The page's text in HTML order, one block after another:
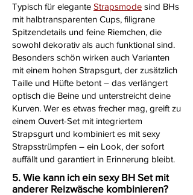
Typisch für elegante Strapsmode sind BHs
mit halbtransparenten Cups, filigrane
Spitzendetails und feine Riemchen, die
sowohl dekorativ als auch funktional sind.
Besonders schön wirken auch Varianten
mit einem hohen Strapsgurt, der zusätzlich
Taille und Hüfte betont – das verlängert
optisch die Beine und unterstreicht deine
Kurven. Wer es etwas frecher mag, greift zu
einem Ouvert-Set mit integriertem
Strapsgurt und kombiniert es mit sexy
Strapsstrümpfen – ein Look, der sofort
auffällt und garantiert in Erinnerung bleibt.
5. Wie kann ich ein sexy BH Set mit
anderer Reizwäsche kombinieren?